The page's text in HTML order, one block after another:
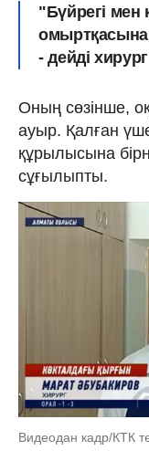
"Бүйрегі мен
- дейді
Оның сөзінше,
ауыр. Қалған
құрылысына
сұғылыпты.
Видеодан кадр/КТК